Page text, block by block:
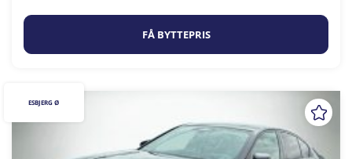
FÅ BYTTEPRIS
ESBJERG Ø